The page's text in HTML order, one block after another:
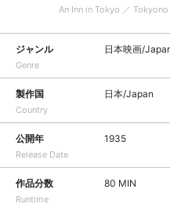
An Inn in Tokyo ／
ジャンル
Genre
日本映画/
製作国
Country
日本/Japan
公開年
Release Date
1935
作品分数
Runtime
80 MIN